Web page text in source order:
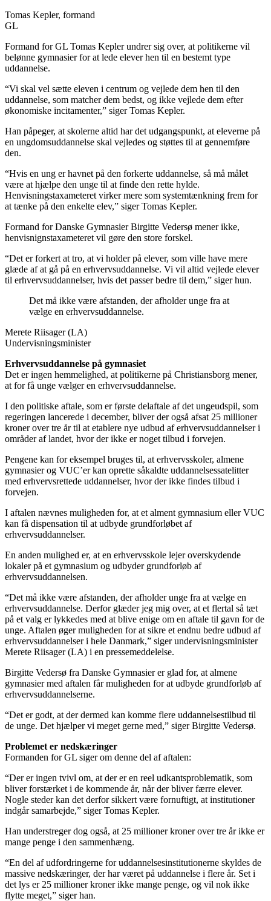
Tomas Kepler, formand
GL
Formand for GL Tomas Kepler undrer sig over, at politikerne vil
belønne gymnasier for at lede elever hen til en bestemt type
uddannelse.
“Vi skal vel sætte eleven i centrum og vejlede dem hen til den
uddannelse, som matcher dem bedst, og ikke vejlede dem efter
økonomiske incitamenter,” siger Tomas Kepler.
Han påpeger, at skolerne altid har det udgangspunkt, at eleverne på
en ungdomsuddannelse skal vejledes og støttes til at gennemføre
den.
“Hvis en ung er havnet på den forkerte uddannelse, så må målet
være at hjælpe den unge til at finde den rette hylde.
Henvisningstaxameteret virker mere som systemtænkning frem for
at tænke på den enkelte elev,” siger Tomas Kepler.
Formand for Danske Gymnasier Birgitte Vedersø mener ikke,
henvisnignstaxameteret vil gøre den store forskel.
“Det er forkert at tro, at vi holder på elever, som ville have mere
glæde af at gå på en erhvervsuddannelse. Vi vil altid vejlede elever
til erhvervsuddannelser, hvis det passer bedre til dem,” siger hun.
Det må ikke være afstanden, der afholder unge fra at
vælge en erhvervsuddannelse.
Merete Riisager (LA)
Undervisningsminister
Erhvervsuddannelse på gymnasiet
Det er ingen hemmelighed, at politikerne på Christiansborg mener,
at for få unge vælger en erhvervsuddannelse.
I den politiske aftale, som er første delaftale af det ungeudspil, som
regeringen lancerede i december, bliver der også afsat 25 millioner
kroner over tre år til at etablere nye udbud af erhvervsuddannelser i
områder af landet, hvor der ikke er noget tilbud i forvejen.
Pengene kan for eksempel bruges til, at erhvervsskoler, almene
gymnasier og VUC’er kan oprette såkaldte uddannelsessatelitter
med erhvervsrettede uddannelser, hvor der ikke findes tilbud i
forvejen.
I aftalen nævnes muligheden for, at et alment gymnasium eller VUC
kan få dispensation til at udbyde grundforløbet af
erhvervsuddannelser.
En anden mulighed er, at en erhvervsskole lejer overskydende
lokaler på et gymnasium og udbyder grundforløb af
erhvervsuddannelsen.
“Det må ikke være afstanden, der afholder unge fra at vælge en
erhvervsuddannelse. Derfor glæder jeg mig over, at et flertal så tæt
på et valg er lykkedes med at blive enige om en aftale til gavn for de
unge. Aftalen øger muligheden for at sikre et endnu bedre udbud af
erhvervsuddannelser i hele Danmark,” siger undervisningsminister
Merete Riisager (LA) i en pressemeddelelse.
Birgitte Vedersø fra Danske Gymnasier er glad for, at almene
gymnasier med aftalen får muligheden for at udbyde grundforløb af
erhvervsuddannelserne.
“Det er godt, at der dermed kan komme flere uddannelsestilbud til
de unge. Det hjælper vi meget gerne med,” siger Birgitte Vedersø.
Problemet er nedskæringer
Formanden for GL siger om denne del af aftalen:
“Der er ingen tvivl om, at der er en reel udkantsproblematik, som
bliver forstærket i de kommende år, når der bliver færre elever.
Nogle steder kan det derfor sikkert være fornuftigt, at institutioner
indgår samarbejde,” siger Tomas Kepler.
Han understreger dog også, at 25 millioner kroner over tre år ikke er
mange penge i den sammenhæng.
“En del af udfordringerne for uddannelsesinstitutionerne skyldes de
massive nedskæringer, der har været på uddannelse i flere år. Set i
det lys er 25 millioner kroner ikke mange penge, og vil nok ikke
flytte meget,” siger han.